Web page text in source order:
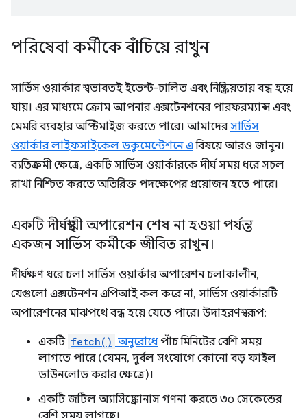
পরিষেবা কর্মীকে বাঁচিয়ে রাখুন
সার্ভিস ওয়ার্কার স্বভাবতই ইভেন্ট-চালিত এবং নিষ্ক্রিয়তায় বন্ধ হয়ে
যায়। এর মাধ্যমে ক্রোম আপনার এক্সটেনশনের পারফরম্যান্স এবং
মেমরি ব্যবহার অপ্টিমাইজ করতে পারে। আমাদেরসার্ভিস
ওয়ার্কার লাইফসাইকেল ডকুমেন্টেশনে এবিষয়ে আরও জানুন।
ব্যতিক্রমী ক্ষেত্রে, একটি সার্ভিস ওয়ার্কারকে দীর্ঘ সময় ধরে সচল
রাখা নিশ্চিত করতে অতিরিক্ত পদক্ষেপের প্রয়োজন হতে পারে।
একটি দীর্ঘস্থায়ী অপারেশন শেষ না হওয়া পর্যন্ত
একজন সার্ভিস কর্মীকে জীবিত রাখুন।
দীর্ঘক্ষণ ধরে চলা সার্ভিস ওয়ার্কার অপারেশন চলাকালীন,
যেগুলো এক্সটেনশন এপিআই কল করে না, সার্ভিস ওয়ার্কারটি
অপারেশনের মাঝপথে বন্ধ হয়ে যেতে পারে। উদাহরণস্বরূপ:
একটি fetch() অনুরোধেপাঁচ মিনিটের বেশি সময়
লাগতে পারে (যেমন, দুর্বল সংযোগে কোনো বড় ফাইল
ডাউনলোড করার ক্ষেত্রে)।
একটি জটিল অ্যাসিঙ্ক্রোনাস গণনা করতে ৩০ সেকেন্ডের